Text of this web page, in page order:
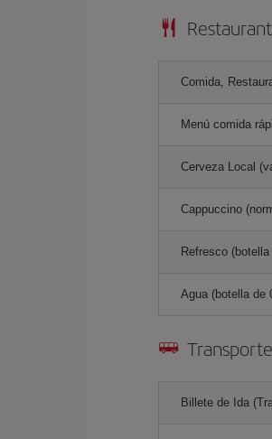
Comida,
Menú comida
Cerveza Local
Cappuccino
Refresco
Agua (botella de
Transporte
Billete de Ida